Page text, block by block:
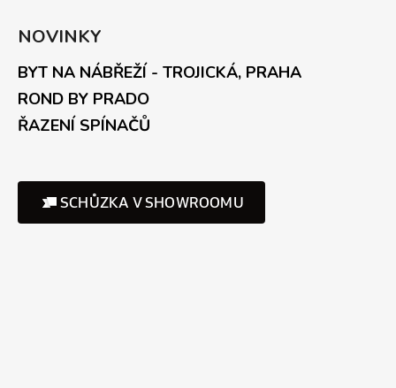
NOVINKY
BYT NA NÁBŘEŽÍ - TROJICKÁ, PRAHA
ROND BY PRADO
ŘAZENÍ SPÍNAČŮ
SCHŮZKA V SHOWROOMU